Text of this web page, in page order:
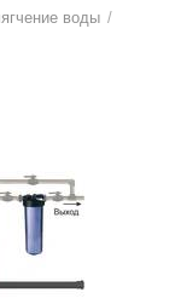
воды /